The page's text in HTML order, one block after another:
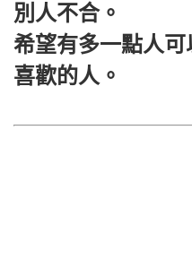
別人不合。
希望有多一點人
喜歡的人。